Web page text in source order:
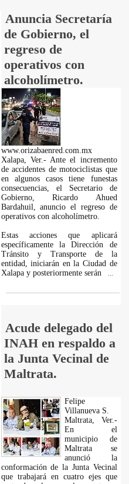
Anuncia Secretaría
de Gobierno, el
regreso de
operativos con
alcoholímetro.
www.orizabaenred.com.mx
Xalapa, Ver.- Ante el incremento
de accidentes de motociclistas que
en algunos casos tiene funestas
consecuencias, el Secretario de
Gobierno, Ricardo Ahued
Bardahuil, anuncio el regreso de
operativos con alcoholímetro.
Estas acciones que aplicará
específicamente la Dirección de
Tránsito y Transporte de la
entidad, iniciarán en la Ciudad de
Xalapa y posteriormente serán
Acude delegado del
INAH en respaldo a
la Junta Vecinal de
Maltrata.
Felipe
Villanueva S.
Maltrata, Ver.-
En el
municipio de
Maltrata se
anunció la
conformación de la Junta Vecinal
que trabajará en cuatro ejes que